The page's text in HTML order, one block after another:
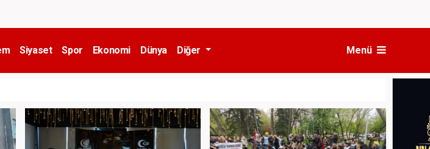
Siyaset Spor Ekonomi Dünya Diğer Menü